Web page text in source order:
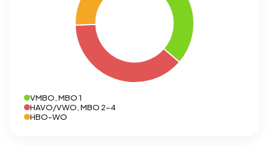
VMBO, MBO 1
HAVO/VWO, MBO 2-4
HBO-WO